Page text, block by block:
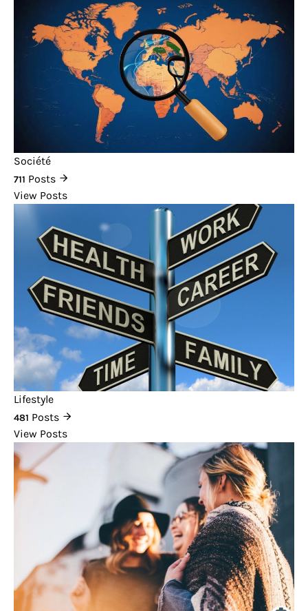
Société
711 Posts
View Posts
Lifestyle
481 Posts
View Posts